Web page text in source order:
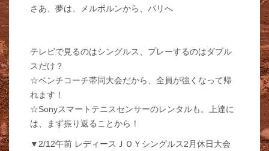
さあ、夢は、メルボルンから、パリへ
テレビで見るのはシングルス、プレーするのはダブル
スだけ？
☆ベンチコーチ帯同大会だから、全員が強くなって帰
れます！
☆Sonyスマートテニスセンサーのレンタルも。上達に
は、まず振り返ることから！
▼2/12午前 レディースＪＯＹシングルス2月休日大会